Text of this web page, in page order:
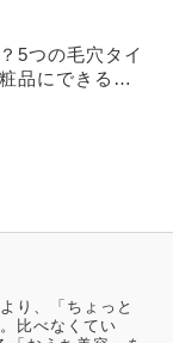
5つの毛穴タイ
品にできるこ
り、「ちょっと
比べなくてい